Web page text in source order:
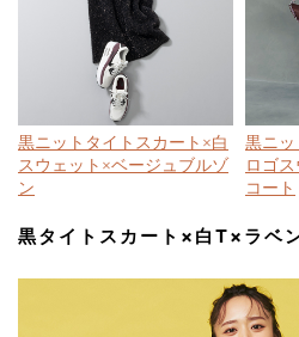
黒ニットタイトスカート×白
スウェット×ベージュブルゾ
ン
黒ニ
ロゴ
コート
黒タイトスカート×白T×ラベ